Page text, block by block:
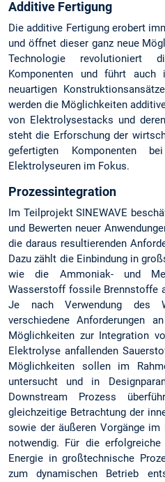
Additive Fertigung
Die additive Fertigung erobert
und öffnet dieser ganz neue
Technologie revolutioniert
Komponenten und führt auch
neuartigen
werden die Möglichkeiten
von Elektrolysestacks und
steht die Erforschung der
gefertigten Komponenten
Elektrolyseuren im Fokus.
Prozessintegration
Im Teilprojekt SINEWAVE
und Bewerten neuer
die daraus resultierenden
Dazu zählt die Einbindung in
wie die Ammoniak- und
Wasserstoff fossile Brennstoffe
Je nach Verwendung des
verschiedene Anforderungen
Möglichkeiten zur Integration
Elektrolyse anfallenden
Möglichkeiten sollen im
untersucht und in
Downstream Prozess
gleichzeitige Betrachtung der
sowie der äußeren Vorgänge im
notwendig. Für die
Energie in großtechnische
zum dynamischen Betrieb